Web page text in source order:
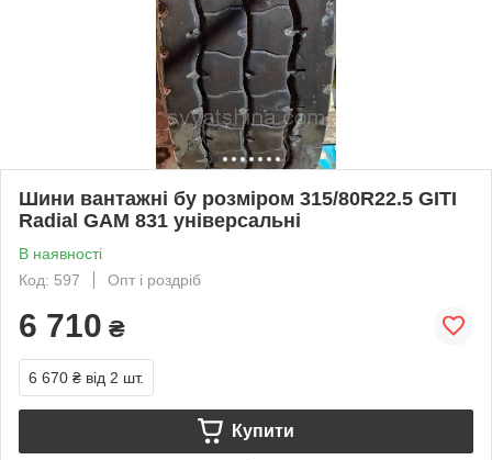
Шини вантажні бу розміром 315/80R22.5 GITI
Radial GAM 831 універсальні
В наявності
Код: 597
Опт і роздріб
6 710 ₴
6 670 ₴ від 2 шт.
Купити